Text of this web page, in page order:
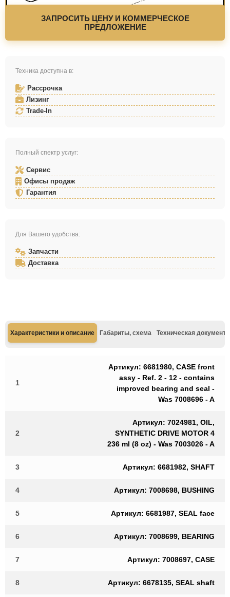
ЗАПРОСИТЬ ЦЕНУ И КОММЕРЧЕСКОЕ
ПРЕДЛОЖЕНИЕ
Техника доступна в:
Рассрочка
Лизинг
Trade-In
Полный спектр услуг:
Сервис
Офисы продаж
Гарантия
Для Вашего удобства:
Запчасти
Доставка
Характеристики и описание Габариты, схема Техническая
1
Артикул: 6681980, CASE front
assy - Ref. 2 - 12 - contains
improved bearing and seal -
Was 7008696 - A
2
Артикул: 7024981, OIL,
SYNTHETIC DRIVE MOTOR 4
236 ml (8 oz) - Was 7003026 - A
3 Артикул: 6681982, SHAFT
4 Артикул: 7008698, BUSHING
5 Артикул: 6681987, SEAL face
6 Артикул: 7008699, BEARING
7 Артикул: 7008697, CASE
8 Артикул: 6678135, SEAL shaft